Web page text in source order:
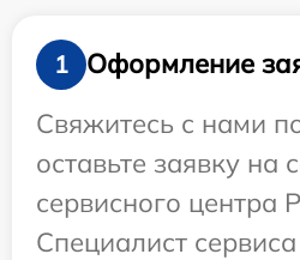
1
Оформление
Свяжитесь с нами
оставьте заявку на
сервисного центра
Специалист